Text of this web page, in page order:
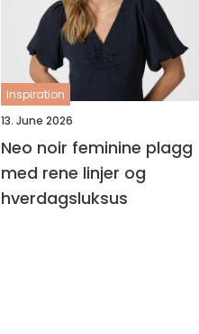
inspiration
13. June 2026
Neo noir feminine plagg
med rene linjer og
hverdagsluksus